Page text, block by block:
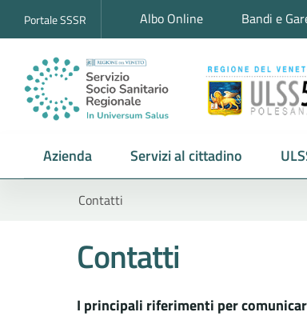
Portale SSSR Albo Online Bandi e
Azienda Servizi al cittadino
Contatti
Contatti
I principali riferimenti per